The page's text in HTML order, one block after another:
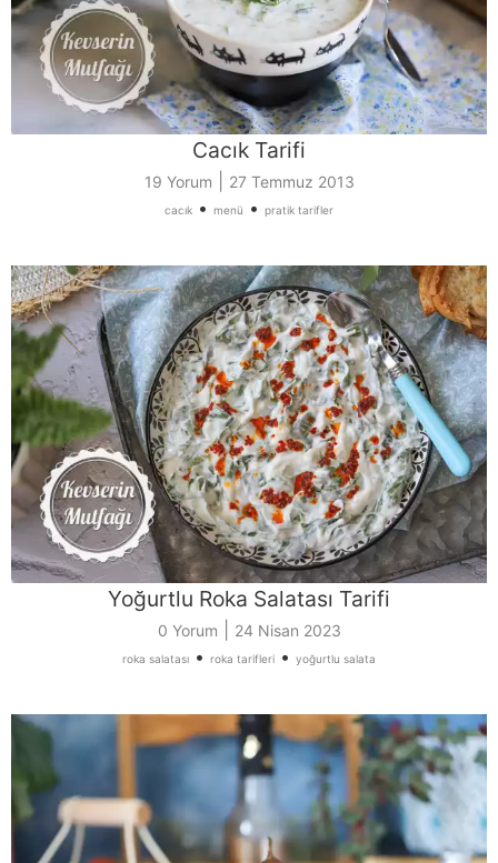
Cacık Tarifi
19 Yorum 27 Temmuz 2013
cacık • menü • pratik tarifler
Yoğurtlu Roka Salatası Tarifi
0 Yorum 24 Nisan 2023
roka salatası • roka tarifleri • yoğurtlu salata